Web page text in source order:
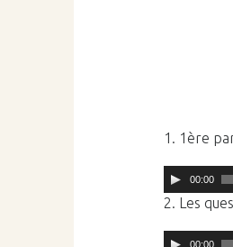
1. 1ère
Lecteur
audio
00:00
2. Les
Lecteur
00:00